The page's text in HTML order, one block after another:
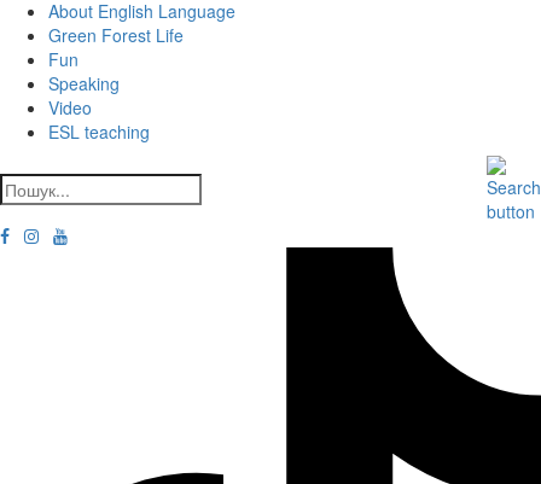
About English Language
Green Forest Life
Fun
Speaking
Video
ESL teaching